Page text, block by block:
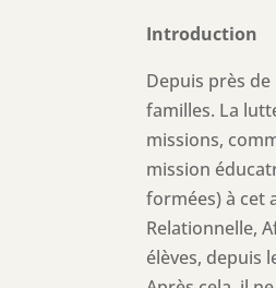
Introduction
Depuis près de
familles. La
missions,
mission
formées) à cet
Relationnelle,
élèves, depuis